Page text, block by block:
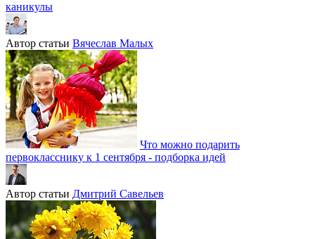
каникулы
Автор статьи Вячеслав Малых
Что можно подарить
первокласснику к 1 сентября - подборка идей
Автор статьи Дмитрий Савельев